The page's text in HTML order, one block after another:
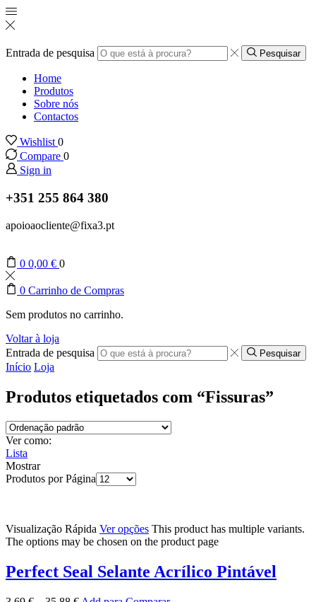
Entrada de pesquisa Pesquisar
Home
Produtos
Sobre nós
Contactos
Wishlist 0
Compare 0
Sign in
+351 255 864 380
apoioaocliente@fixa3.pt
0 0,00 € 0
0 Carrinho de Compras
Sem produtos no carrinho.
Voltar à loja
Entrada de pesquisa
Pesquisar
Início Loja
Produtos etiquetados com “Fissuras”
Ver como:
Lista
Mostrar
Produtos por Página
Visualização Rápida Ver opções This product has multiple variants.
The options may be chosen on the product page
Perfect Seal Selante Acrílico Pintável